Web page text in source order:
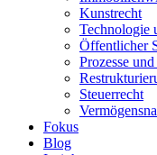
Kunstrecht
Technologie
Öffentlicher
Prozesse
Steuerrecht
Fokus
Blog